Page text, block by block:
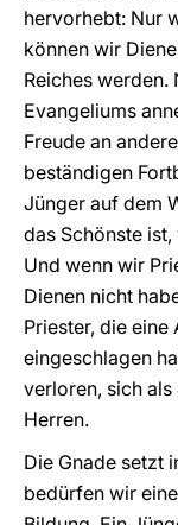
hervorhebt: Nur
können wir
Reiches werden.
Evangeliums
Freude an
beständigen
Jünger auf dem
das Schönste
Und wenn wir
Dienen nicht
Priester, die eine
eingeschlagen
verloren, sich
Herren.
Die Gnade setzt
bedürfen wir